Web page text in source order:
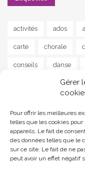
Gérer
Pour offrir les meilleures
telles que les cookies
appareils. Le fait de
des données telles que le
sur ce site. Le fait de ne
peut avoir un effet négatif
activités ados
carte chorale
conseils danse
instrument
news parents
programmes ram
soutien sport